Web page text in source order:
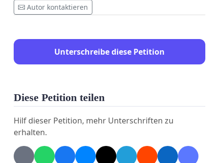
unserem Beruf eine große Herausforderung
Autor kontaktieren
Unterschreibe diese Petition
Diese Petition teilen
Hilf dieser Petition, mehr Unterschriften zu
erhalten.